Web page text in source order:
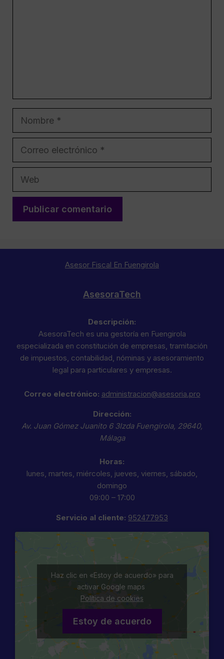
Asesor Fiscal En Fuengirola
AsesoraTech
Descripción:
AsesoraTech es una gestoría en Fuengirola
especializada en constitución de empresas, tramitación
de impuestos, contabilidad, nóminas y asesoramiento
legal para particulares y empresas.
Correo electrónico: administracion@asesoria.pro
Dirección:
Av. Juan Gómez Juanito 6 3Izda Fuengirola, 29640,
Málaga
Horas:
lunes, martes, miércoles, jueves, viernes, sábado,
domingo
09:00 – 17:00
Servicio al cliente: 952477953
Haz clic en «Estoy de acuerdo» para
activar Google maps
Política de cookies
Estoy de acuerdo